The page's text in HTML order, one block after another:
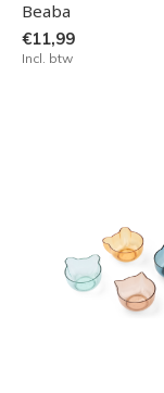
Beaba
€11,99
Incl. btw